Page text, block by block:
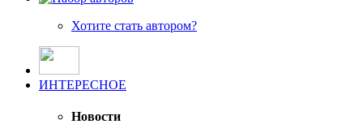
Хотите стать автором?
ИНТЕРЕСНОЕ
Новости